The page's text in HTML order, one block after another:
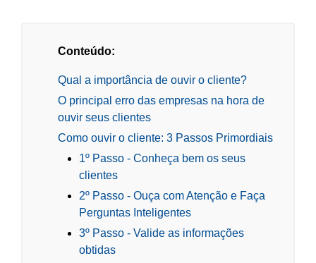
Conteúdo:
Qual a importância de ouvir o cliente?
O principal erro das empresas na hora de
ouvir seus clientes
Como ouvir o cliente: 3 Passos Primordiais
1º Passo - Conheça bem os seus
clientes
2º Passo - Ouça com Atenção e Faça
Perguntas Inteligentes
3º Passo - Valide as informações
obtidas